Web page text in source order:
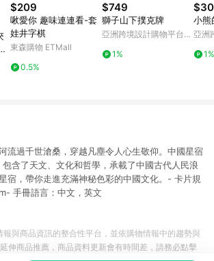
$209
啾愛你 趣味連連看-套
娃井字棋
東森購物 ETMall
0.5%
$749
獅子山下撲克牌
亞洲跨境設計購物平台
1%
$30
小熊
亞洲
1%
流過千世滄桑，穿越凡塵令人心生敬仰。中國星宿
含了天文、文化和哲學，承載了中國古代人民浪
宿，帶你走進充滿神秘色彩的中國文化。- 卡片規
手冊語言：中文，英文
報與商品資訊的整合性平台，並依購物情報中的趨勢與
伸商品推薦，商品資料更新會有時間差，請務必點擊